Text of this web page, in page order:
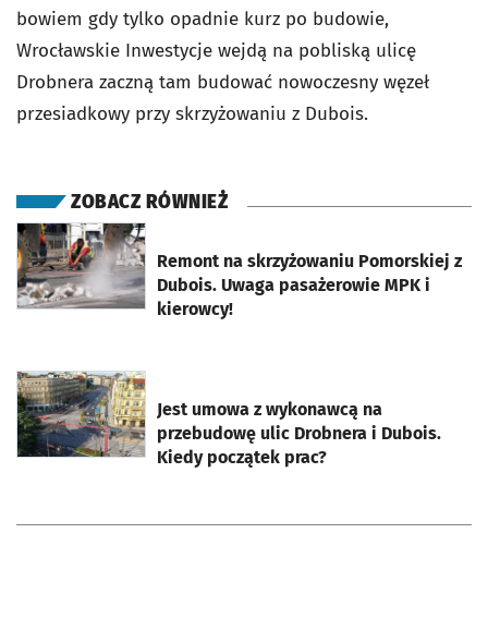
bowiem gdy tylko opadnie kurz po budowie,
Wrocławskie Inwestycje wejdą na pobliską ulicę
Drobnera zaczną tam budować nowoczesny węzeł
przesiadkowy przy skrzyżowaniu z Dubois.
ZOBACZ RÓWNIEŻ
Remont na skrzyżowaniu Pomorskiej z
Dubois. Uwaga pasażerowie MPK i
kierowcy!
otworzy się w nowej karcie
Jest umowa z wykonawcą na
przebudowę ulic Drobnera i Dubois.
Kiedy początek prac?
otworzy się w nowej karcie